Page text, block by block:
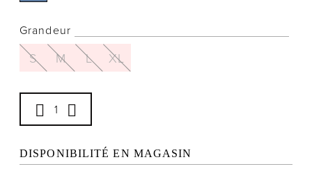
Notre histoire
Politiques et conditions d'achats
Grandeur
S M L XL
DISPONIBILITÉ EN MAGASIN